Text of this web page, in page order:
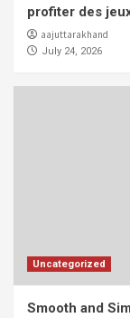
profiter des
aajuttarakhand
July 24, 2026
Uncategorized
Smooth and